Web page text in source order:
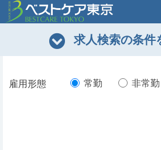
医師がはじめた
医師のための
転職支援のお問い合
求人検索の条件
雇用形態 常勤 非常勤